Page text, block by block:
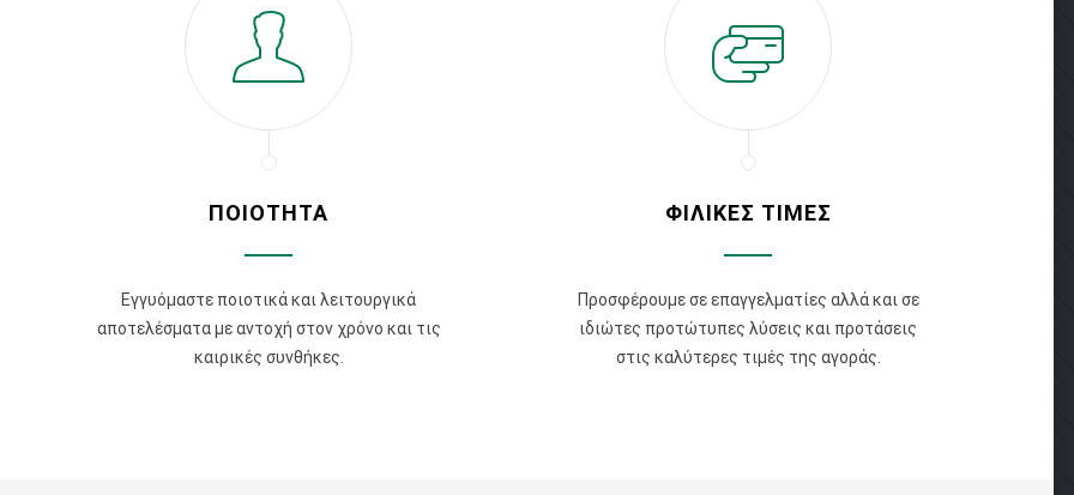
ΠΟΙΟΤΗΤΑ
Εγγυόμαστε ποιοτικά και λειτουργικά
αποτελέσματα με αντοχή στον χρόνο και τις
καιρικές συνθήκες.
ΦΙΛΙΚΕΣ ΤΙΜΕΣ
Προσφέρουμε σε επαγγελματίες αλλά και σε
ιδιώτες προτώτυπες λύσεις και προτάσεις
στις καλύτερες τιμές της αγοράς.